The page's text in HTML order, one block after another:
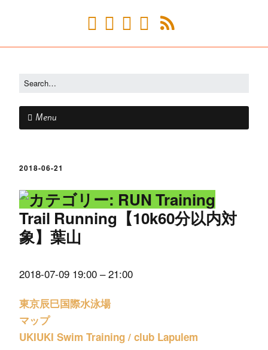
Menu
2018-06-21
Trail Running【10k60分以内対
象】葉山
2018-07-09 19:00 –21:00
東京辰巳国際水泳場
マップ
UKIUKI Swim Training / club Lapulem